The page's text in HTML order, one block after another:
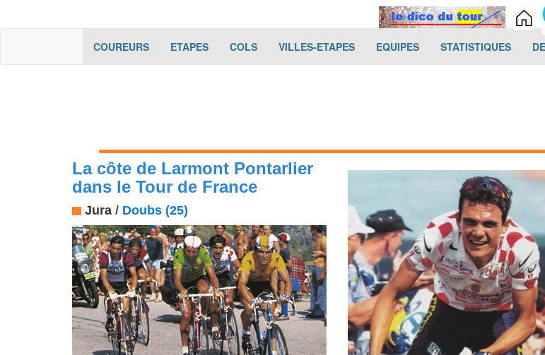
COUREURS(current)ETAPES(current)
COLS(current)VILLES-ETAPES(current)EQUIPES(current)STATISTIQUES
La côte de Larmont Pontarlier
dans le Tour de France
Jura / Doubs (25)